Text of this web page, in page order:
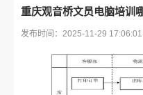
重庆观音桥文员电脑培训
发布时间：2025-11-29